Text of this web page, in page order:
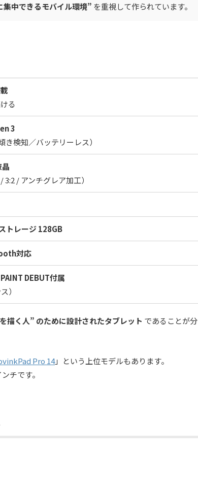
集中できるモバイル環境” を重視して作られています。
る
3
き検知／バッテリーレス）
3:2 / アンチグレア加工）
トレージ 128GB
対応
DEBUT付属
）
描く人” のために設計されたタブレット であることが分
Pro 14」という上位モデルもあります。
チです。